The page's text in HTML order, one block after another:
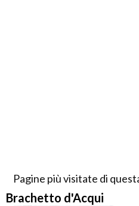
Pagine più visitate di
Brachetto d'Acqui